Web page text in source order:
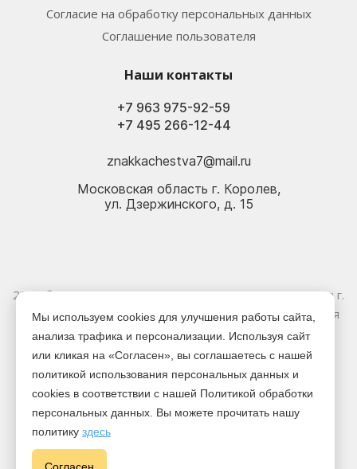
Согласие на обработку персональных данных
Соглашение пользователя
Наши контакты
+7 495 266-12-44
+7 963 975-92-59
znakkachestva7@mail.ru
Московская область г. Королев,
ул. Дзержинского, д. 15
2026 © Электрика оптом и в розницу - Магазин-склад в г.
Королёв. Информация, указанная на сайте, не является
публичной офертой.
Версия для печати
Мы используем cookies для улучшения работы сайта,
анализа трафика и персонализации. Используя сайт
или кликая на «Согласен», вы соглашаетесь с нашей
политикой использования персональных данных и
cookies в соответствии с нашей Политикой обработки
персональных данных. Вы можете прочитать нашу
политику здесь